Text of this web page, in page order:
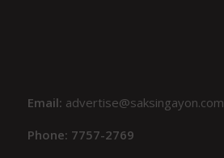
Email: advertise@saksingayon.com
Phone: 7757-2769